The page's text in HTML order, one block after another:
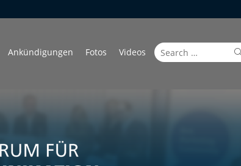
Search
for:
Ankündigungen Fotos Videos